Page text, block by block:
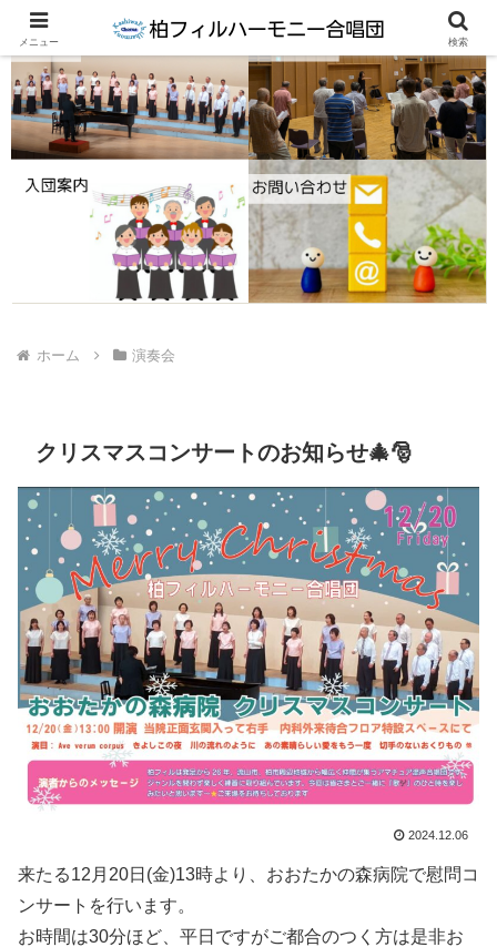
ホーム 演奏会
クリスマスコンサートのお知らせ🎄🎅
2024.12.06
来たる12月20日(金)13時より、おおたかの森病院で慰問コ
ンサートを行います。
お時間は30分ほど、平日ですがご都合のつく方は是非お
メニュー 検索